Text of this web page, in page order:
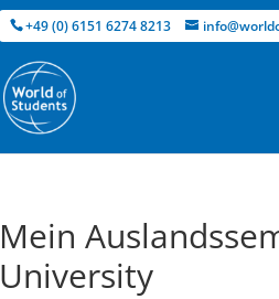
+49 (0) 6151 6274 8213
Mein
University